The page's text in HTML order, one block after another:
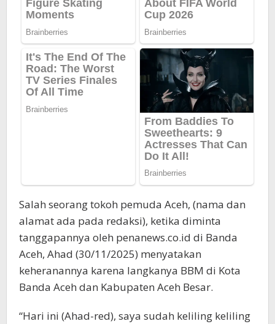
Salah seorang tokoh pemuda Aceh, (nama dan
alamat ada pada redaksi), ketika diminta
tanggapannya oleh penanews.co.id di Banda
Aceh, Ahad (30/11/2025) menyatakan
keheranannya karena langkanya BBM di Kota
Banda Aceh dan Kabupaten Aceh Besar.
“Hari ini (Ahad-red), saya sudah keliling keliling